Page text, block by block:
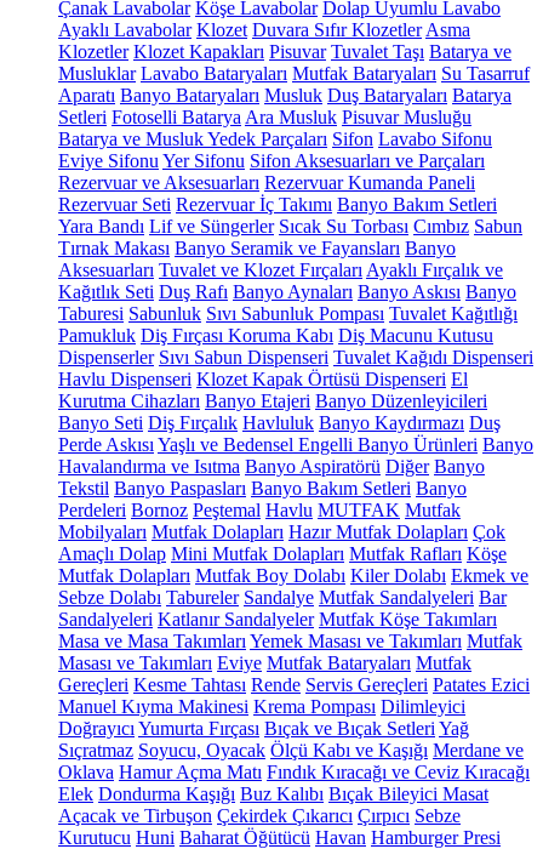
Çanak Lavabolar Köşe Lavabolar Dolap Uyumlu Lavabo
Ayaklı Lavabolar Klozet Duvara Sıfır Klozetler Asma
Klozetler Klozet Kapakları Pisuvar Tuvalet Taşı Batarya ve
Musluklar Lavabo Bataryaları Mutfak Bataryaları Su Tasarruf
Aparatı Banyo Bataryaları Musluk Duş Bataryaları Batarya
Setleri Fotoselli Batarya Ara Musluk Pisuvar Musluğu
Batarya ve Musluk Yedek Parçaları Sifon Lavabo Sifonu
Eviye Sifonu Yer Sifonu Sifon Aksesuarları ve Parçaları
Rezervuar ve Aksesuarları Rezervuar Kumanda Paneli
Rezervuar Seti Rezervuar İç Takımı Banyo Bakım Setleri
Yara Bandı Lif ve Süngerler Sıcak Su Torbası Cımbız Sabun
Tırnak Makası Banyo Seramik ve Fayansları Banyo
Aksesuarları Tuvalet ve Klozet Fırçaları Ayaklı Fırçalık ve
Kağıtlık Seti Duş Rafı Banyo Aynaları Banyo Askısı Banyo
Taburesi Sabunluk Sıvı Sabunluk Pompası Tuvalet Kağıtlığı
Pamukluk Diş Fırçası Koruma Kabı Diş Macunu Kutusu
Dispenserler Sıvı Sabun Dispenseri Tuvalet Kağıdı Dispenseri
Havlu Dispenseri Klozet Kapak Örtüsü Dispenseri El
Kurutma Cihazları Banyo Etajeri Banyo Düzenleyicileri
Banyo Seti Diş Fırçalık Havluluk Banyo Kaydırmazı Duş
Perde Askısı Yaşlı ve Bedensel Engelli Banyo Ürünleri Banyo
Havalandırma ve Isıtma Banyo Aspiratörü Diğer Banyo
Tekstil Banyo Paspasları Banyo Bakım Setleri Banyo
Perdeleri Bornoz Peştemal Havlu MUTFAK Mutfak
Mobilyaları Mutfak Dolapları Hazır Mutfak Dolapları Çok
Amaçlı Dolap Mini Mutfak Dolapları Mutfak Rafları Köşe
Mutfak Dolapları Mutfak Boy Dolabı Kiler Dolabı Ekmek ve
Sebze Dolabı Tabureler Sandalye Mutfak Sandalyeleri Bar
Sandalyeleri Katlanır Sandalyeler Mutfak Köşe Takımları
Masa ve Masa Takımları Yemek Masası ve Takımları Mutfak
Masası ve Takımları Eviye Mutfak Bataryaları Mutfak
Gereçleri Kesme Tahtası Rende Servis Gereçleri Patates Ezici
Manuel Kıyma Makinesi Krema Pompası Dilimleyici
Doğrayıcı Yumurta Fırçası Bıçak ve Bıçak Setleri Yağ
Sıçratmaz Soyucu, Oyacak Ölçü Kabı ve Kaşığı Merdane ve
Oklava Hamur Açma Matı Fındık Kıracağı ve Ceviz Kıracağı
Elek Dondurma Kaşığı Buz Kalıbı Bıçak Bileyici Masat
Açacak ve Tirbuşon Çekirdek Çıkarıcı Çırpıcı Sebze
Kurutucu Huni Baharat Öğütücü Havan Hamburger Presi